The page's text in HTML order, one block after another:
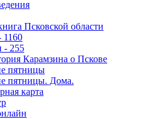
Псковской области
1160
- 255
Карамзина о Пскове
пятницы
пятницы. Дома.
карта